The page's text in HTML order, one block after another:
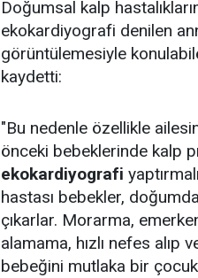
Doğumsal kalp
ekokardiyografi denilen
görüntülemesiyle
kaydetti:
"Bu nedenle özellikle
önceki bebeklerinde kalp
ekokardiyografi
hastası bebekler,
çıkarlar. Morarma,
alamama, hızlı nefes
bebeğini mutlaka bir